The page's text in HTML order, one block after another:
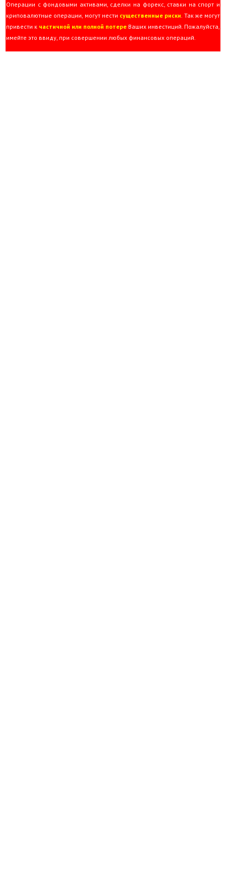
Операции с фондовыми активами, сделки на форекс, ставки на спорт и
криповалютные операции, могут нести существенные риски. Так же могут
привести к частичной или полной потере Ваших инвестиций. Пожалуйста,
имейте это ввиду, при совершении любых финансовых операций.